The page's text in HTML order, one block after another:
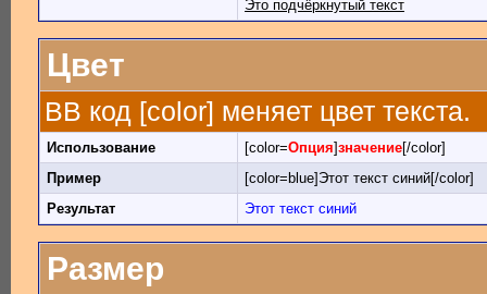
Это подчёркнутый текст
Цвет
BB код [color] меняет цвет текста.
Использование [color=Опция]значение[/color]
Пример
[color=blue]Этот текст синий[/color]
Результат
Этот текст синий
Размер